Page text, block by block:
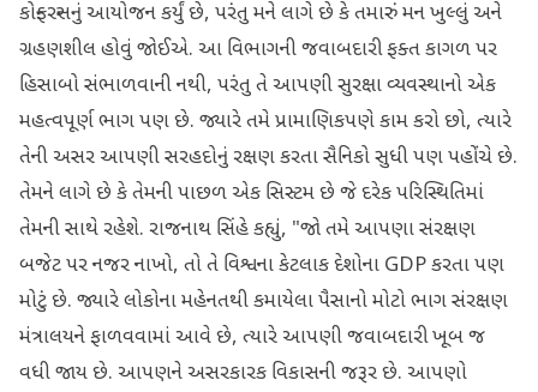
કોન્ફરન્સનું આયોજન કર્યું છે, પરંતુ મને લાગે છે કે તમારું મન ખુલ્લું અને
ગ્રહણશીલ હોવું જોઈએ. આ વિભાગની જવાબદારી ફક્ત કાગળ પર
હિસાબો સંભાળવાની નથી, પરંતુ તે આપણી સુરક્ષા વ્યવસ્થાનો એક
મહત્વપૂર્ણ ભાગ પણ છે. જ્યારે તમે પ્રામાણિકપણે કામ કરો છો, ત્યારે
તેની અસર આપણી સરહદોનું રક્ષણ કરતા સૈનિકો સુધી પણ પહોંચે છે.
તેમને લાગે છે કે તેમની પાછળ એક સિસ્ટમ છે જે દરેક પરિસ્થિતિમાં
તેમની સાથે રહેશે. રાજનાથ સિંહે કહ્યું, "જો તમે આપણા સંરક્ષણ
બજેટ પર નજર નાખો, તો તે વિશ્વના કેટલાક દેશોના GDP કરતા પણ
મોટું છે. જ્યારે લોકોના મહેનતથી કમાયેલા પૈસાનો મોટો ભાગ સંરક્ષણ
મંત્રાલયને ફાળવવામાં આવે છે, ત્યારે આપણી જવાબદારી ખૂબ જ
વધી જાય છે. આપણને અસરકારક વિકાસની જરૂર છે. આપણો